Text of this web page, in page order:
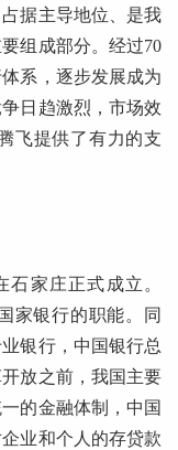
据主导地位、是我
组成部分。经过70
系，逐步发展成为
日趋激烈，市场效
飞提供了有力的支
石家庄正式成立。
家银行的职能。同
银行，中国银行总
放之前，我国主要
的金融体制，中国
业和个人的存贷款